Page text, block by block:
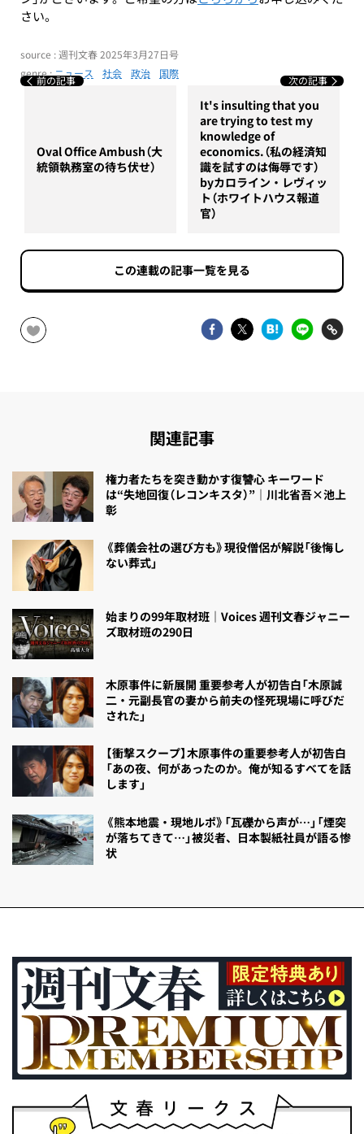
さい。
source : 週刊文春 2025年3月27日号
genre :ニュース 社会 政治 国際
前の記事
Oval Office Ambush（大
統領執務室の待ち伏せ）
次の記事
It's insulting that you
are trying to test my
knowledge of
economics.（私の経済知
識を試すのは侮辱です）
byカロライン・レヴィッ
ト（ホワイトハウス報道
官）
この連載の記事一覧を見る
関連記事
権力者たちを突き動かす復讐心 キーワード
は“失地回復（レコンキスタ）”｜川北省吾×池上
彰
《葬儀会社の選び方も》現役僧侶が解説「後悔し
ない葬式」
始まりの99年取材班｜Voices 週刊文春ジャニー
ズ取材班の290日
木原事件に新展開 重要参考人が初告白「木原誠
二・元副長官の妻から前夫の怪死現場に呼びだ
された」
【衝撃スクープ】木原事件の重要参考人が初告白
「あの夜、何があったのか。俺が知るすべてを話
します」
《熊本地震・現地ルポ》「瓦礫から声が…」「煙突
が落ちてきて…」被災者、日本製紙社員が語る惨
状